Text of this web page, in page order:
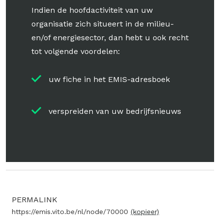
Indien de hoofdactiviteit van uw
organisatie zich situeert in de milieu-
en/of energiesector, dan hebt u ook recht
tot volgende voordelen:
uw fiche in het EMIS-adresboek
verspreiden van uw bedrijfsnieuws
PERMALINK
https://emis.vito.be/nl/node/70000 (kopieer)